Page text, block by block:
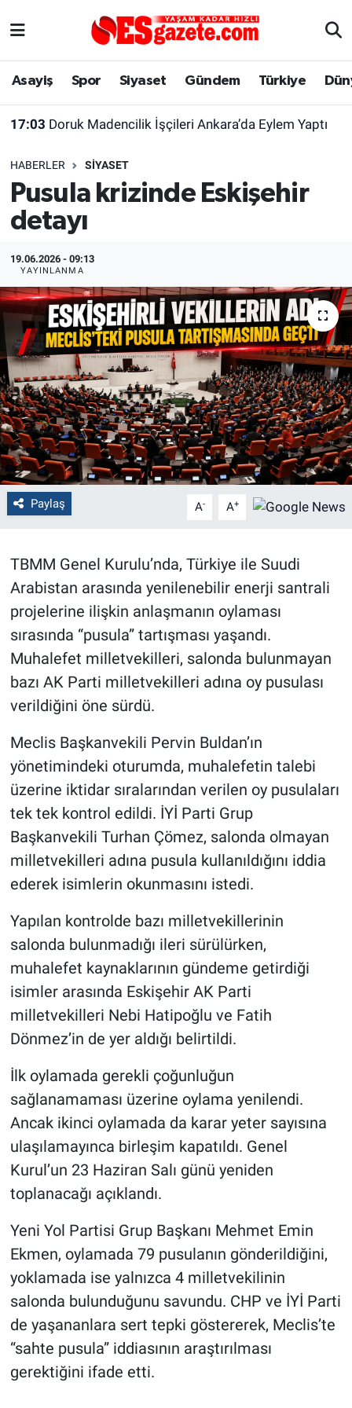
Asayiş Spor Siyaset Gündem Türkiye
17:03 Doruk Madencilik İşçileri Ankara’da Eylem Yaptı
HABERLER SIYASET
Pusula krizinde Eskişehir
detayı
19.06.2026 - 09:13
YAYINLANMA
Paylaş A- A+
TBMM Genel Kurulu’nda, Türkiye ile Suudi
Arabistan arasında yenilenebilir enerji santrali
projelerine ilişkin anlaşmanın oylaması
sırasında “pusula” tartışması yaşandı.
Muhalefet milletvekilleri, salonda bulunmayan
bazı AK Parti milletvekilleri adına oy pusulası
verildiğini öne sürdü.
Meclis Başkanvekili Pervin Buldan’ın
yönetimindeki oturumda, muhalefetin talebi
üzerine iktidar sıralarından verilen oy pusulaları
tek tek kontrol edildi. İYİ Parti Grup
Başkanvekili Turhan Çömez, salonda olmayan
milletvekilleri adına pusula kullanıldığını iddia
ederek isimlerin okunmasını istedi.
Yapılan kontrolde bazı milletvekillerinin
salonda bulunmadığı ileri sürülürken,
muhalefet kaynaklarının gündeme getirdiği
isimler arasında Eskişehir AK Parti
milletvekilleri Nebi Hatipoğlu ve Fatih
Dönmez’in de yer aldığı belirtildi.
İlk oylamada gerekli çoğunluğun
sağlanamaması üzerine oylama yenilendi.
Ancak ikinci oylamada da karar yeter sayısına
ulaşılamayınca birleşim kapatıldı. Genel
Kurul’un 23 Haziran Salı günü yeniden
toplanacağı açıklandı.
Yeni Yol Partisi Grup Başkanı Mehmet Emin
Ekmen, oylamada 79 pusulanın gönderildiğini,
yoklamada ise yalnızca 4 milletvekilinin
salonda bulunduğunu savundu. CHP ve İYİ Parti
de yaşananlara sert tepki göstererek, Meclis’te
“sahte pusula” iddiasının araştırılması
gerektiğini ifade etti.
Asayiş
Gündem
Türkiye
Dünya
Sağlık
Alış-Veriş/İş dünyası
Yaşam
Eskişehirspor Arşivi
Eskişehir Arşivi
Röportaj
Ekonomi
Kültür Sanat
Politika
Bilecik
Kütahya
Gezi
Çevre
Yerel
Magazin
Bilim ve Teknoloji
Eskişehir Nöbetçi Eczaneler
Süper Lig Puan Durumu ve Fikstür
Tüm Manşetler
Son Dakika Haberleri
Haber Arşivi